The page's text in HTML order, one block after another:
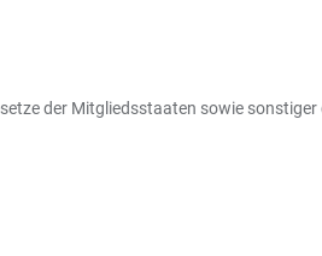
der Mitgliedsstaaten sowie